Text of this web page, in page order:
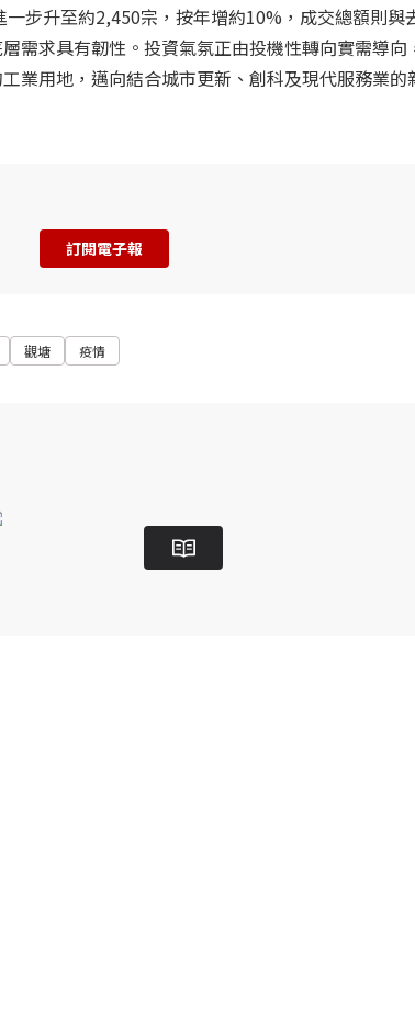
步升至約2,450宗，按年增約10%，成交總額則與
需求具有韌性。投資氣氛正由投機性轉向實需導向
業用地，邁向結合城市更新、創科及現代服務業的
訂閱電子報
觀塘 疫情